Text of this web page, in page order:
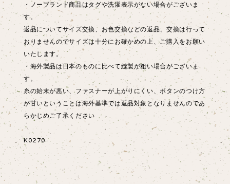
・ノーブランド商品はタグや洗濯表示がない場合がございま
す。
返品についてサイズ交換、お色交換などの返品、交換は行って
おりませんのでサイズは十分にお確かめの上、ご購入をお願い
いたします。
・海外製品は日本のものに比べて縫製が粗い場合がございま
す。
糸の始末が悪い、ファスナーが上がりにくい、ボタンのつけ方
が甘いということは海外基準では返品対象となりませんのであ
らかじめご了承ください
K0270